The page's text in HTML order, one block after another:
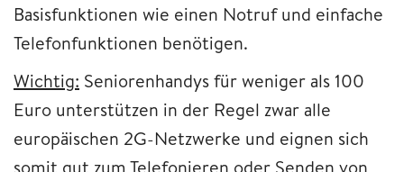
Basisfunktionen wie einen Notruf und einfache
Telefonfunktionen benötigen.
Wichtig: Seniorenhandys für weniger als 100
Euro unterstützen in der Regel zwar alle
europäischen 2G-Netzwerke und eignen sich
somit gut zum Telefonieren oder Senden von